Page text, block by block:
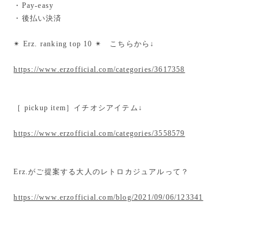
・Pay-easy
・後払い決済
✴︎ Erz. ranking top 10 ✴︎ こちらから↓
https://www.erzofficial.com/categories/3617358
［ pickup item］イチオシアイテム↓
https://www.erzofficial.com/categories/3558579
Erz.がご提案する大人のレトロカジュアルって？
https://www.erzofficial.com/blog/2021/09/06/123341